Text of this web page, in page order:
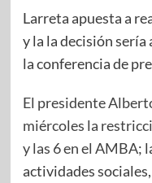
Larreta apuesta a
y la la decisión
la conferencia de
El presidente
miércoles la
y las 6 en el AMBA;
actividades